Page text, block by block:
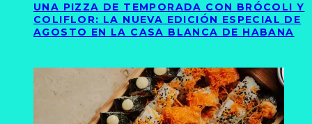
UNA PIZZA DE TEMPORADA CON BRÓCOLI Y
COLIFLOR: LA NUEVA EDICIÓN ESPECIAL DE
AGOSTO EN LA CASA BLANCA DE HABANA